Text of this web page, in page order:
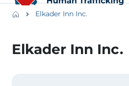
BreadcrumbsElkader Inn Inc.
Elkader Inn Inc.